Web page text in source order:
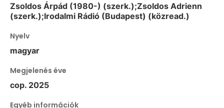
Zsoldos Árpád (1980-) (szerk.);Zsoldos Adrienn
(szerk.);Irodalmi Rádió (Budapest) (közread.)
Nyelv
magyar
Megjelenés éve
cop. 2025
Egyéb információk